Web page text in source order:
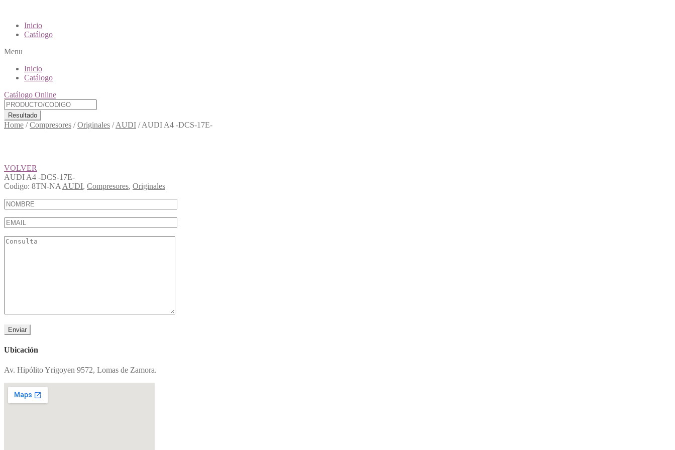
Inicio
Catálogo
Menu
Inicio
Catálogo
Catálogo Online
Resultado
Home /Compresores /Originales /AUDI /AUDI A4 -DCS-17E-
VOLVER
AUDI A4 -DCS-17E-
Codigo: 8TN-NA AUDI, Compresores, Originales
Ubicación
Av. Hipólito Yrigoyen 9572, Lomas de Zamora.